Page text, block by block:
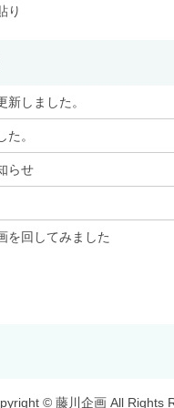
り
新しました。
。
らせ
を回してみました
© 藤川企画 All Rights